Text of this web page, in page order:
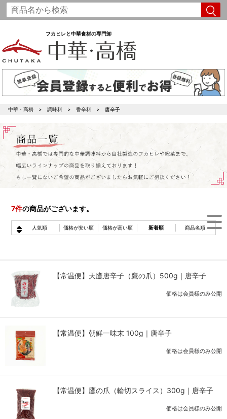
フカヒレと中華食材の専門卸
中華・高橋 調味料 香辛料 唐辛子
7件の商品がございます。
人気順 価格が安い順 価格が高い順 新着順 商品名順
【常温便】天鷹唐辛子（鷹の爪）500g｜唐辛子
価格は会員様のみ公開
【常温便】朝鮮一味末 100g｜唐辛子
価格は会員様のみ公開
【常温便】鷹の爪（輪切スライス）300g｜唐辛子
価格は会員様のみ公開